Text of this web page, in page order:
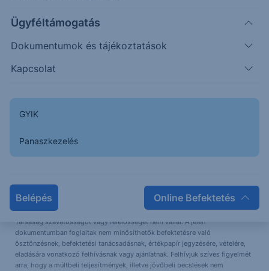
Ügyféltámogatás
Dokumentumok és tájékoztatások
Kapcsolat
GYIK
Panaszkezelés
Belépés Online Befektetés
(székhely: 1138 Budapest, Népfürdő u. 24-26.; tev. eng. szám: E-
III/324/2008 és III/75.005-19/2002; tőzsdetagság: BÉT Zrt.; a továbbiakban:
Társaság) által hitelesnek tartott forrásokon alapulnak, de azokért a
Társaság szavatosságot vagy felelősséget nem vállal. A jelen
dokumentumban foglaltak nem minősíthetők befektetésre való
ösztönzésnek, befektetési tanácsadásnak, értékpapír jegyzésére, vételére,
eladására vonatkozó felhívásnak vagy ajánlatnak. Felhívjuk szíves figyelmét
arra, hogy a múltbeli teljesítmények, illetve jövőbeli becslések nem